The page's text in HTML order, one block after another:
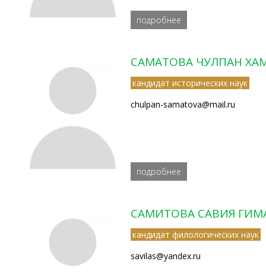
подробнее
САМАТОВА ЧУЛПАН
кандидат исторических наук
chulpan-samatova@mail.ru
подробнее
САМИТОВА САВИЯ
кандидат филологических наук
savilas@yandex.ru